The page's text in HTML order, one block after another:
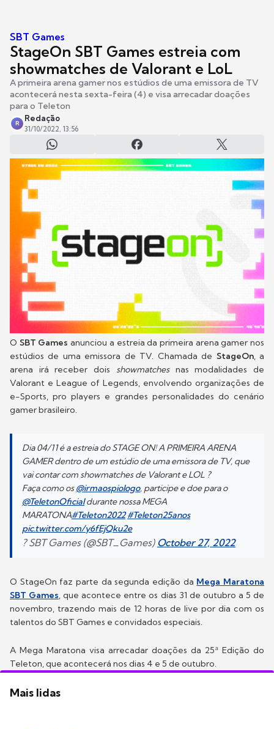
SBT Games
StageOn SBT Games estreia com
showmatches de Valorant e LoL
A primeira arena gamer nos estúdios de uma emissora de TV
acontecerá nesta sexta-feira (4) e visa arrecadar doações
para o Teleton
R
Redação
31/10/2022, 13:56
O SBT Games anunciou a estreia da primeira arena gamer nos
estúdios de uma emissora de TV. Chamada de StageOn, a
arena irá receber dois showmatchesnas modalidades de
Valorant e League of Legends, envolvendo organizações de
e-Sports, pro players e grandes personalidades do cenário
gamer brasileiro.
Dia 04/11 é a estreia do STAGE ON! A PRIMEIRA ARENA
GAMER dentro de um estúdio de uma emissora de TV, que
vai contar com showmatches de Valorant e LOL ?
Faça como os@irmaospiologo, participe e doe para o
@TeletonOficialdurante nossa MEGA
MARATONA#Teleton2022 #Teleton25anos
pic.twitter.com/y6fEjQku2e
? SBT Games (@SBT_Games) October 27, 2022
O StageOn faz parte da segunda edição da Mega Maratona
SBT Games, que acontece entre os dias 31 de outubro a 5 de
novembro, trazendo mais de 12 horas de live por dia com os
talentos do SBT Games e convidados especiais.
A Mega Maratona visa arrecadar doações da 25ª Edição do
Teleton, que acontecerá nos dias 4 e 5 de outubro.
Mais lidas